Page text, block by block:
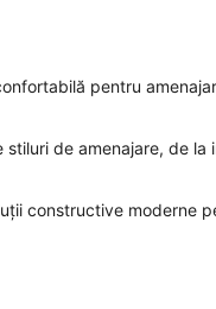
pentru
de amenajare, de la
constructive moderne